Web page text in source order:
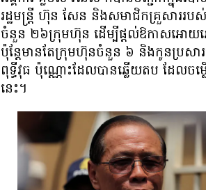
រដ្ឋមន្ត្រី ហ៊ុន សែន និង​សមាជិក​គ្រួសារ​រ
ចំនួន ២៦​ក្រុមហ៊ុន ដើម្បី​ផ្ដល់​ឱកាស​អោយ​ឆ្
ប៉ុន្តែ​មាន​តែ​ក្រុមហ៊ុន​ចំនួន ៦ និង​កូនប្រ
ពុទ្ធីវុធ ប៉ុណ្ណោះ​ដែល​បាន​ឆ្លើយ​តប ដែល​ចម្
នេះ។